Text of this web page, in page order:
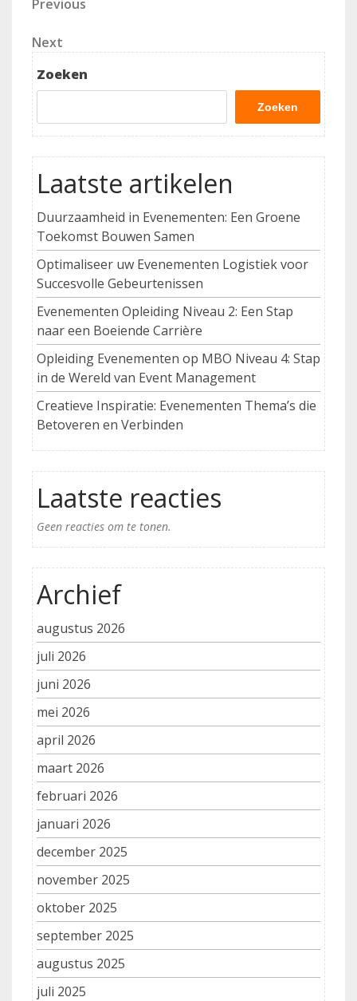
Berichtnavigatie
Previous
Next
Post
Next
Zoeken
Zoeken
Laatste artikelen
Duurzaamheid in Evenementen: Een Groene
Toekomst Bouwen Samen
Optimaliseer uw Evenementen Logistiek voor
Succesvolle Gebeurtenissen
Evenementen Opleiding Niveau 2: Een Stap
naar een Boeiende Carrière
Opleiding Evenementen op MBO Niveau 4: Stap
in de Wereld van Event Management
Creatieve Inspiratie: Evenementen Thema’s die
Betoveren en Verbinden
Laatste reacties
Geen reacties om te tonen.
Archief
augustus 2026
juli 2026
juni 2026
mei 2026
april 2026
maart 2026
februari 2026
januari 2026
december 2025
november 2025
oktober 2025
september 2025
augustus 2025
juli 2025